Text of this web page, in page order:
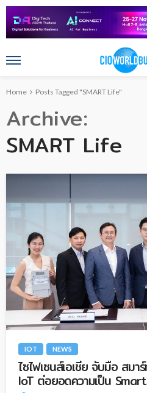
Home Posts Tagged "SMART Life"
Archive
SMART Life
IOT NEWS
ไซไฟเซนส์เอเชีย จับมือ สม
IoT ต่อยอดความเป็น